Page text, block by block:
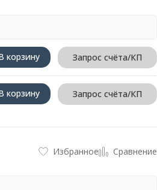
корзину Запрос счёта/КП
корзину Запрос счёта/КП
Избранное Сравнение